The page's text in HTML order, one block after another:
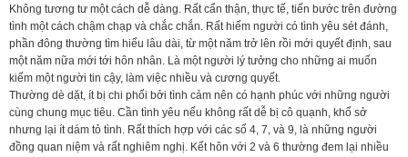
Không tương tư một cách dễ dàng. Rất cẩn thận, thực tế, tiến bước trên đường
tình một cách chậm chạp và chắc chắn. Rất hiếm người có tình yêu sét đánh,
phần đông thường tìm hiểu lâu dài, từ một năm trở lên rồi mới quyết định, sau
một năm nữa mới tới hôn nhân. Là một người lý tưởng cho những ai muốn
kiếm một người tin cậy, làm việc nhiều và cương quyết.
Thường dè dặt, ít bị chi phối bởi tình cảm nên có hạnh phúc với những người
cùng chung mục tiêu. Cần tình yêu nếu không rất dễ bị cô quạnh, khổ sở
nhưng lại ít dám tỏ tình. Rất thích hợp với các số 4, 7, và 9, là những người
đồng quan niệm và rất nghiêm nghị. Kết hôn với 2 và 6 thường đem lại nhiều